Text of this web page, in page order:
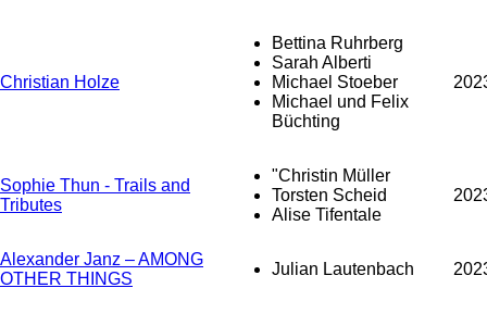
Christian Holze
Bettina Ruhrberg
Sarah Alberti
Michael Stoeber
Michael und Felix
Büchting
Sophie Thun - Trails and
Tributes
"Christin Müller
Torsten Scheid
Alise Tifentale
Alexander Janz – AMONG
OTHER THINGS
Julian Lautenbach